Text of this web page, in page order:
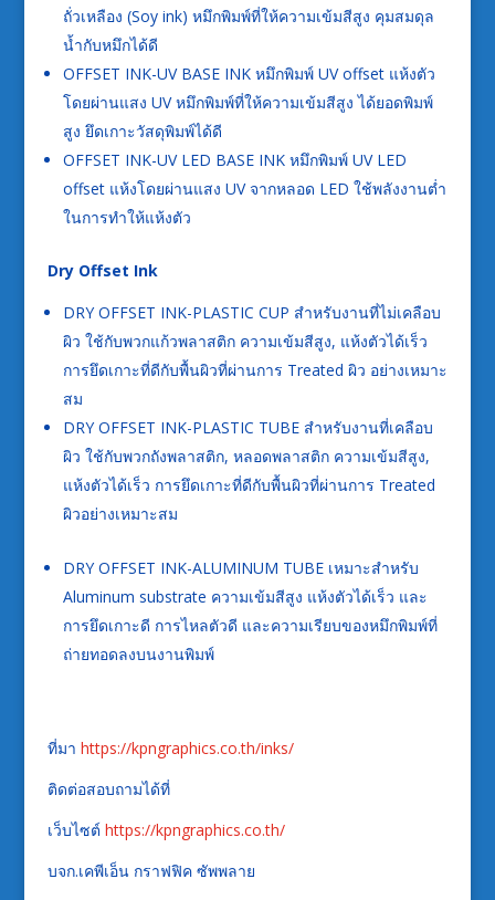
ถั่วเหลือง (Soy ink) หมึกพิมพ์ที่ให้ความเข้มสีสูง คุมสมดุล
น้ำกับหมึกได้ดี
OFFSET INK-UV BASE INK หมึกพิมพ์ UV offset แห้งตัว
โดยผ่านแสง UV หมึกพิมพ์ที่ให้ความเข้มสีสูง ได้ยอดพิมพ์
สูง ยึดเกาะวัสดุพิมพ์ได้ดี
OFFSET INK-UV LED BASE INK หมึกพิมพ์ UV LED
offset แห้งโดยผ่านแสง UV จากหลอด LED ใช้พลังงานต่ำ
ในการทำให้แห้งตัว
Dry Offset Ink
DRY OFFSET INK-PLASTIC CUP สำหรับงานที่ไม่เคลือบ
ผิว ใช้กับพวกแก้วพลาสติก ความเข้มสีสูง, แห้งตัวได้เร็ว
การยึดเกาะที่ดีกับพื้นผิวที่ผ่านการ Treated ผิว อย่างเหมาะ
สม
DRY OFFSET INK-PLASTIC TUBE สำหรับงานที่เคลือบ
ผิว ใช้กับพวกถังพลาสติก, หลอดพลาสติก ความเข้มสีสูง,
แห้งตัวได้เร็ว การยึดเกาะที่ดีกับพื้นผิวที่ผ่านการ Treated
ผิวอย่างเหมาะสม
DRY OFFSET INK-ALUMINUM TUBE เหมาะสำหรับ
Aluminum substrate ความเข้มสีสูง แห้งตัวได้เร็ว และ
การยึดเกาะดี การไหลตัวดี และความเรียบของหมึกพิมพ์ที่
ถ่ายทอดลงบนงานพิมพ์
ที่มา https://kpngraphics.co.th/inks/
ติดต่อสอบถามได้ที่
เว็บไซต์ https://kpngraphics.co.th/
บจก.เคพีเอ็น กราฟฟิค ซัพพลาย